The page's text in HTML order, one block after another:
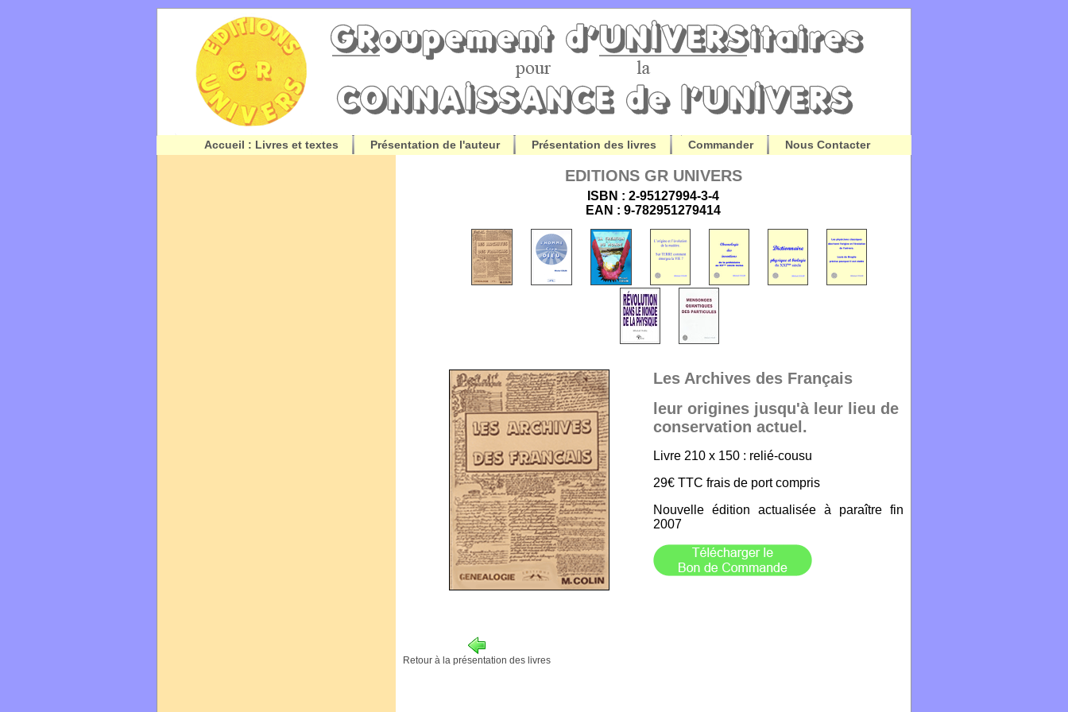
Accueil : Livres et textes Présentation de l'auteur Présentation des livres Commander Nous Contacter
EDITIONS GR UNIVERS
ISBN : 2-95127994-3-4
EAN : 9-782951279414
Les Archives des Français
leur origines jusqu'à leur lieu de
conservation actuel.
Livre 210 x 150 : relié-cousu
29€ TTC frais de port compris
Nouvelle édition actualisée à paraître fin
2007
Retour à la présentation des livres